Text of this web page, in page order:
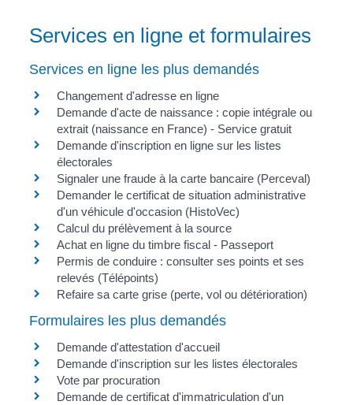
Services en ligne et formulaires
Services en ligne les plus demandés
Changement d'adresse en ligne
Demande d'acte de naissance : copie intégrale ou
extrait (naissance en France) - Service gratuit
Demande d'inscription en ligne sur les listes
électorales
Signaler une fraude à la carte bancaire (Perceval)
Demander le certificat de situation administrative
d'un véhicule d'occasion (HistoVec)
Calcul du prélèvement à la source
Achat en ligne du timbre fiscal - Passeport
Permis de conduire : consulter ses points et ses
relevés (Télépoints)
Refaire sa carte grise (perte, vol ou détérioration)
Formulaires les plus demandés
Demande d'attestation d'accueil
Demande d'inscription sur les listes électorales
Vote par procuration
Demande de certificat d'immatriculation d'un